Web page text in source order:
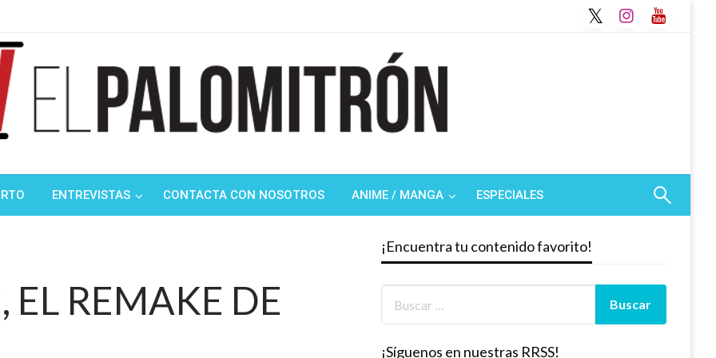
ENTREVISTAS CONTACTA CON NOSOTROS ANIME / MANGA ESPECIALES
REMAKE DE
¡Encuentra tu contenido favorito!
¡Síguenos en nuestras RRSS!